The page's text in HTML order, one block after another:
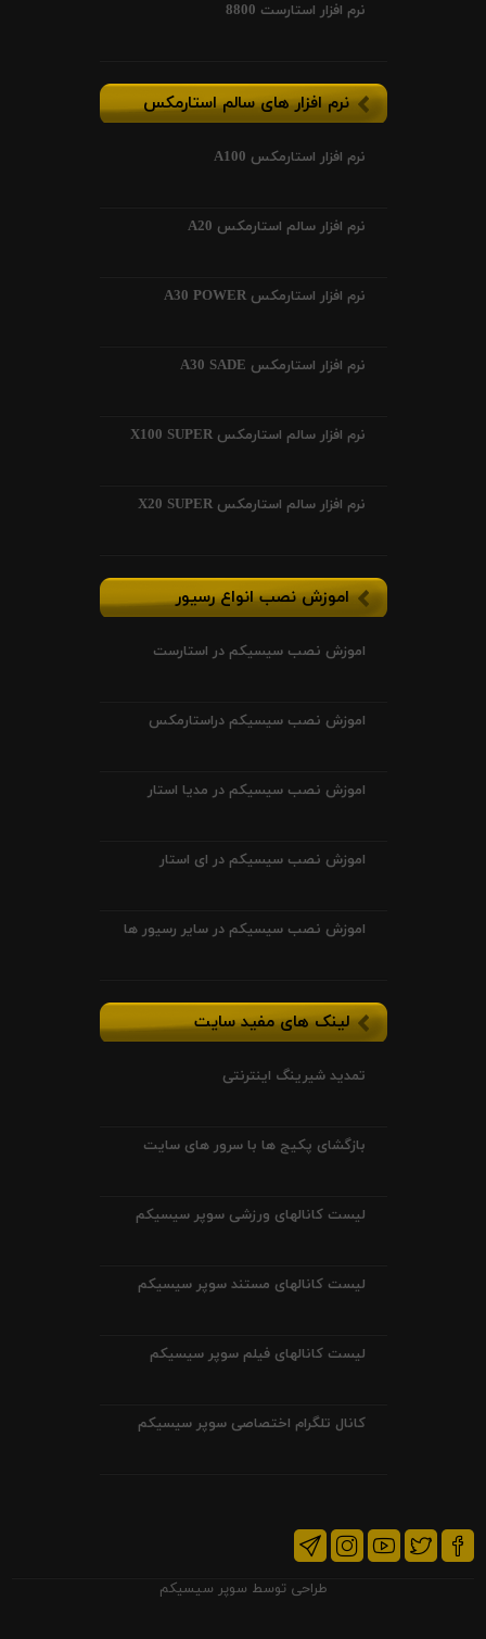
نرم افزار استارست 8800
نرم افزار های سالم استارمکس
نرم افزار استارمکس A100
نرم افزار سالم استارمکس A20
نرم افزار استارمکس A30 POWER
نرم افزار استارمکس A30 SADE
نرم افزار سالم استارمکس X100 SUPER
نرم افزار سالم استارمکس X20 SUPER
اموزش نصب انواع رسیور
اموزش نصب سیسیکم در استارست
اموزش نصب سیسیکم دراستارمکس
اموزش نصب سیسیکم در مدیا استار
اموزش نصب سیسیکم در ای استار
اموزش نصب سیسیکم در سایر رسیور ها
لینک های مفید سایت
تمدید شیرینگ اینترنتی
بازگشای پکیج ها با سرور های سایت
لیست کانالهای ورزشی سوپر سیسیکم
لیست کانالهای مستند سوپر سیسیکم
لیست کانالهای فیلم سوپر سیسیکم
کانال تلگرام اختصاصی سوپر سیسیکم
طراحی توسط سوپر سیسیکم